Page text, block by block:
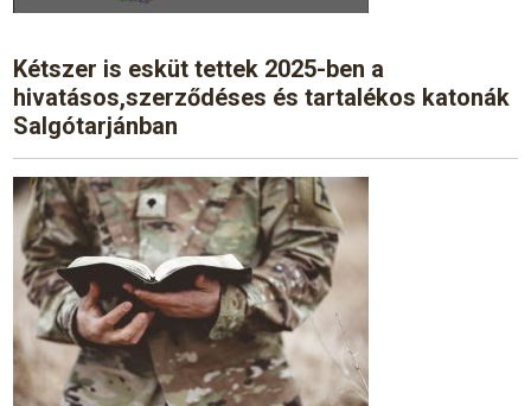
Kétszer is esküt tettek 2025-ben a
hivatásos,szerződéses és tartalékos katonák
Salgótarjánban